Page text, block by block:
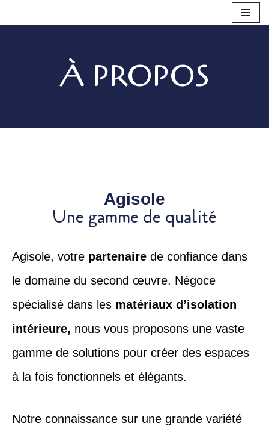
À PROPOS
Agisole
Une gamme de qualité
Agisole, votre partenaire de confiance dans
le domaine du second œuvre. Négoce
spécialisé dans les matériaux d’isolation
intérieure, nous vous proposons une vaste
gamme de solutions pour créer des espaces
à la fois fonctionnels et élégants.
Notre connaissance sur une grande variété